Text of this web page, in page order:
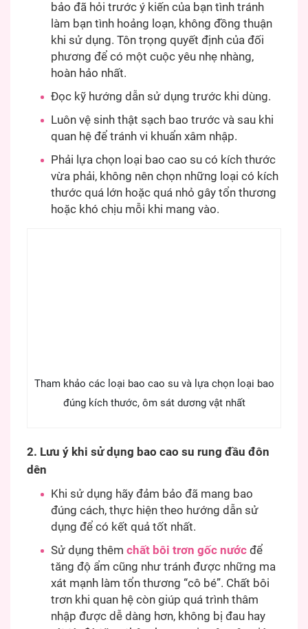
bảo đã hỏi trước ý kiến của bạn tình tránh
làm bạn tình hoảng loạn, không đồng thuận
khi sử dụng. Tôn trọng quyết định của đối
phương để có một cuộc yêu nhẹ nhàng,
hoàn hảo nhất.
Đọc kỹ hướng dẫn sử dụng trước khi dùng.
Luôn vệ sinh thật sạch bao trước và sau khi
quan hệ để tránh vi khuẩn xâm nhập.
Phải lựa chọn loại bao cao su có kích thước
vừa phải, không nên chọn những loại có kích
thước quá lớn hoặc quá nhỏ gây tổn thương
hoặc khó chịu mỗi khi mang vào.
Tham khảo các loại bao cao su và lựa chọn loại bao
đúng kích thước, ôm sát dương vật nhất
2. Lưu ý khi sử dụng bao cao su rung đầu đôn
dên
Khi sử dụng hãy đảm bảo đã mang bao
đúng cách, thực hiện theo hướng dẫn sử
dụng để có kết quả tốt nhất.
Sử dụng thêm chất bôi trơn gốc nước để
tăng độ ẩm cũng như tránh được những ma
xát mạnh làm tổn thương “cô bé”. Chất bôi
trơn khi quan hệ còn giúp quá trình thâm
nhập được dễ dàng hơn, không bị đau hay